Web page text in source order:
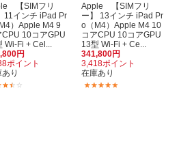
【SIMフリ
11インチ iPad Pr
）Apple M4 9
CPU 10コアGPU
Wi-Fi + Cel...
円
ポイント
り
Apple 【SIMフリ
ー】 13インチ iPad Pr
o（M4）Apple M4 10
コアCPU 10コアGPU
13型 Wi-Fi + Ce...
341,800円
3,418ポイント
在庫あり